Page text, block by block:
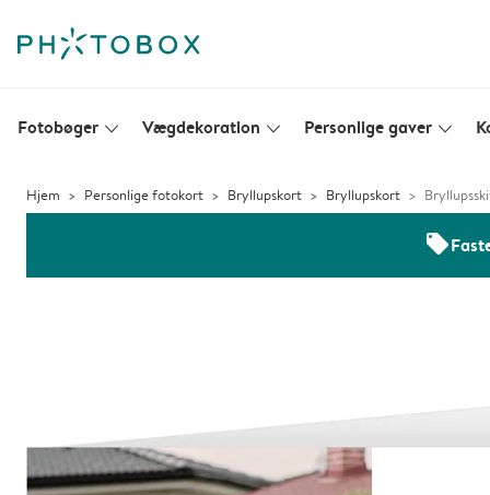
Fotobøger slim_arrow_down Vægdekoration slim_arrow_down Personlige gaver slim_arrow_down
Hjem Personlige fotokort Bryllupskort Bryllupskort
offers